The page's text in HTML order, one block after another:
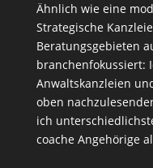
Ähnlich wie eine
Strategische
Beratungsgebieten
branchenfokussiert:
Anwaltskanzleien
oben
ich
coache Angehörige